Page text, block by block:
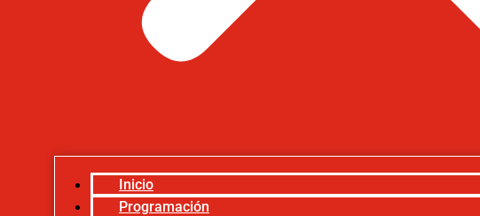
Inicio
Programación